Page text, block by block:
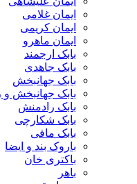
ایمان غلامی
ایمان کریمی
ایمان ماهرو
بابک ارجمند
بابک جاهدی
بابک جهانبخش
بابک جهانبخش و رضا
بابک رادمنش
بابک شکارچی
بابک مافی
باروک بند و ایضا
باکتری خان